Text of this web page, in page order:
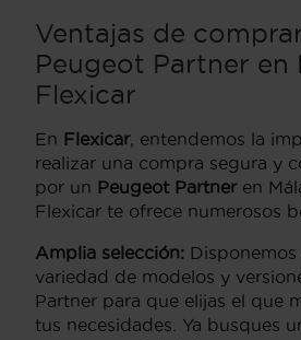
Ventajas de
Peugeot Partner en
Flexicar
En Flexicar, entendemos la
realizar una compra segura y
por un Peugeot Partneren
Flexicar te ofrece numerosos
Amplia selección:
variedad de modelos y
Partner para que elijas el que
tus necesidades. Ya busques